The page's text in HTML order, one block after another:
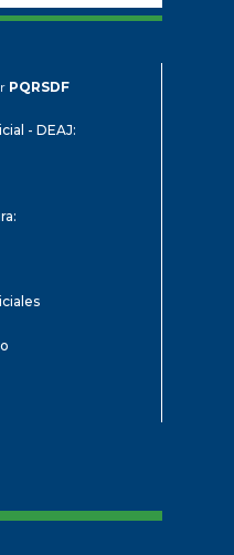
PQRSDF
- DEAJ: